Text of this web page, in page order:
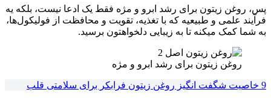
پس، روغن زیتون برای رشد ابرو و مژه فقط یک ادعا نیست، بلکه یه
فرآیند علمی و طبیعیه که با تغذیه، تقویت و محافظت از فولیکول‌ها،
به شما کمک میکنه تا به زیبایی دلخواهتون برسید.
روغن زیتون برای رشد ابرو و مژه
9 خاصیت شگفت انگیز روغن زیتون فرابکر برای سلامتی قلب